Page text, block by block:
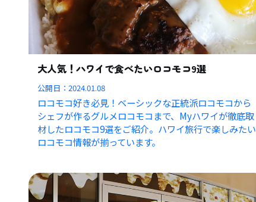
大人気！ハワイで食べたいロコモコ9選
公開日：2024.01.08
ロコモコ好き必見！ベーシックな正統派ロコモコから
シェフが作るグルメロコモコまで、Myハワイが徹底取
材したロコモコ9選をご紹介。ハワイ旅行で楽しみたい
ロコモコ情報が揃っています。